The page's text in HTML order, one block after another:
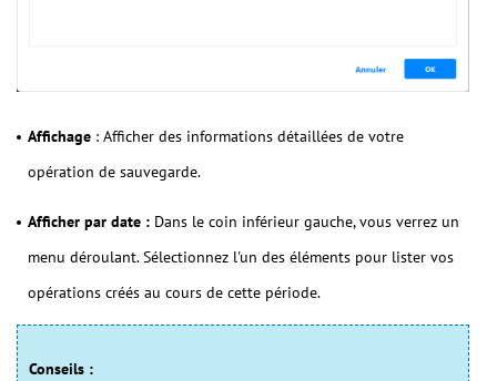
Affichage : Afficher des informations détaillées de votre
opération de sauvegarde.
Afficher par date : Dans le coin inférieur gauche, vous verrez un
menu déroulant. Sélectionnez l'un des éléments pour lister vos
opérations créés au cours de cette période.
Conseils :